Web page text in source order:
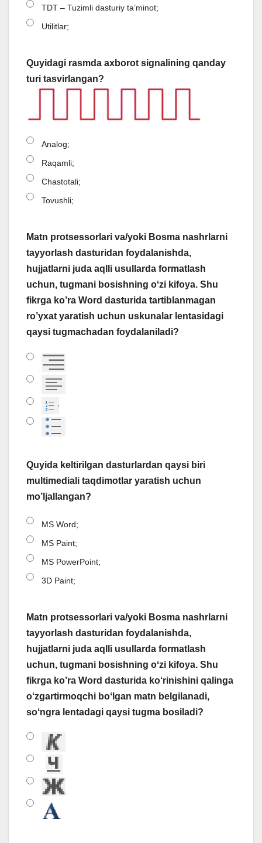
TDT – Tuzimli dasturiy ta’minot;
Utilitlar;
Quyidagi rasmda axborot signalining qanday
turi tasvirlangan?
Analog;
Raqamli;
Chastotali;
Tovushli;
Matn protsessorlari va/yoki Bosma nashrlarni
tayyorlash dasturidan foydalanishda,
hujjatlarni juda aqlli usullarda formatlash
uchun, tugmani bosishning oʻzi kifoya. Shu
fikrga ko’ra Word dasturida tartiblanmagan
ro’yxat yaratish uchun uskunalar lentasidagi
qaysi tugmachadan foydalaniladi?
Quyida keltirilgan dasturlardan qaysi biri
multimediali taqdimotlar yaratish uchun
mo’ljallangan?
MS Word;
MS Paint;
MS PowerPoint;
3D Paint;
Matn protsessorlari va/yoki Bosma nashrlarni
tayyorlash dasturidan foydalanishda,
hujjatlarni juda aqlli usullarda formatlash
uchun, tugmani bosishning oʻzi kifoya. Shu
fikrga ko’ra Word dasturida ko‘rinishini qalinga
o‘zgartirmoqchi boʻlgan matn belgilanadi,
soʻngra lentadagi qaysi tugma bosiladi?